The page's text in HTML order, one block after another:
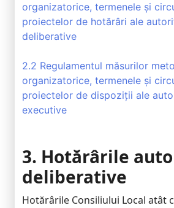
organizatorice, termenele și
proiectelor de hotărâri ale
deliberative
2.2 Regulamentul măsurilor
organizatorice, termenele și
proiectelor de dispoziții ale
executive
3. Hotărârile
deliberative
Hotărârile Consiliului Local atât